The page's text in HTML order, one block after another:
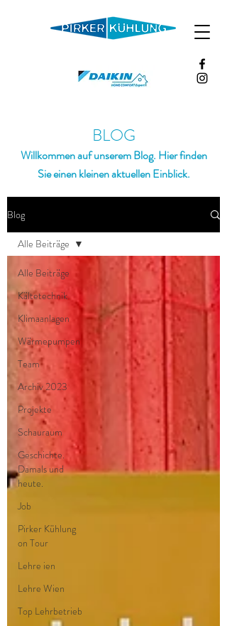
BLOG
Willkommen auf unserem Blog. Hier finden
Sie einen kleinen aktuellen Einblick.
Blog
Alle Beiträge
Kältetechnik
Klimaanlagen
Wärmepumpen
Team
Archiv 2023
Projekte
Schauraum
Geschichte.
Damals und
heute.
Job
Pirker Kühlung
on Tour
Lehre ien
Lehre Wien
Top Lehrbetrieb
Alle Beiträge